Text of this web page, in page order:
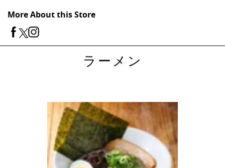
More About this Store
ラーメン